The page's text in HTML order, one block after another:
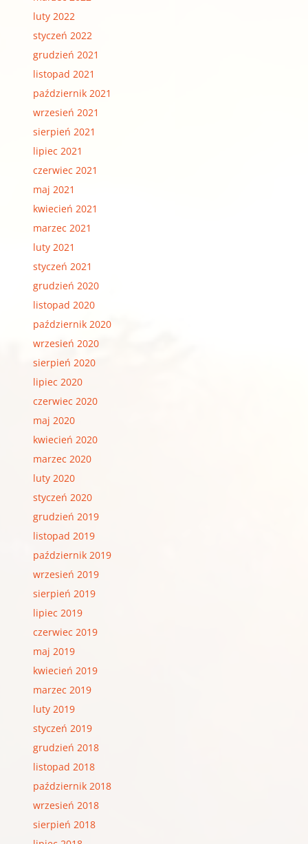
luty 2022
styczeń 2022
grudzień 2021
listopad 2021
październik 2021
wrzesień 2021
sierpień 2021
lipiec 2021
czerwiec 2021
maj 2021
kwiecień 2021
marzec 2021
luty 2021
styczeń 2021
grudzień 2020
listopad 2020
październik 2020
wrzesień 2020
sierpień 2020
lipiec 2020
czerwiec 2020
maj 2020
kwiecień 2020
marzec 2020
luty 2020
styczeń 2020
grudzień 2019
listopad 2019
październik 2019
wrzesień 2019
sierpień 2019
lipiec 2019
czerwiec 2019
maj 2019
kwiecień 2019
marzec 2019
luty 2019
styczeń 2019
grudzień 2018
listopad 2018
październik 2018
wrzesień 2018
sierpień 2018